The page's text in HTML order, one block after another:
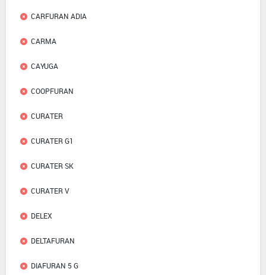
CARFURAN ADIA
CARMA
CAYUGA
COOPFURAN
CURATER
CURATER G1
CURATER SK
CURATER V
DELEX
DELTAFURAN
DIAFURAN 5 G